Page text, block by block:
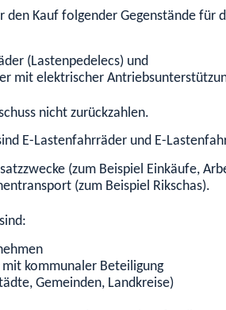
den Kauf folgender Gegenstände
(Lastenpedelecs) und
mit elektrischer
nicht zurückzahlen.
E-Lastenfahrräder und E-
(zum Beispiel Einkäufe,
(zum Beispiel Rikschas).
kommunaler Beteiligung
Gemeinden, Landkreise)